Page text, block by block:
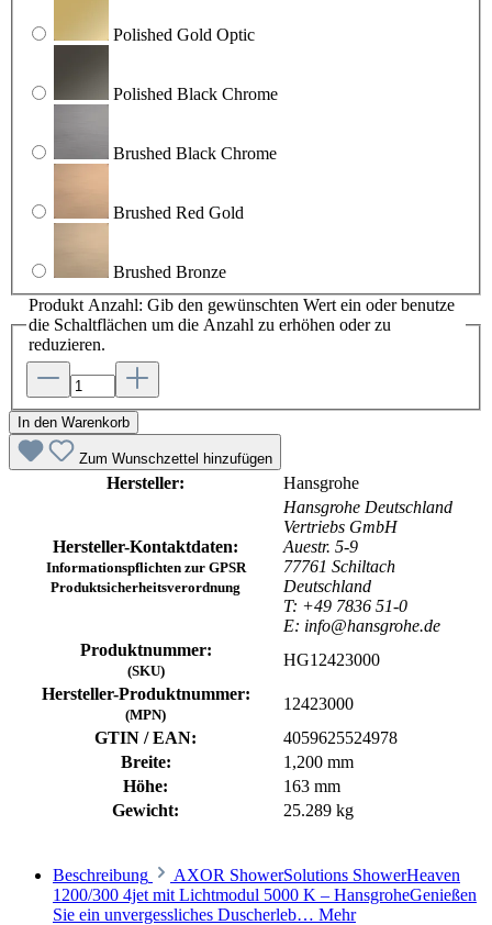
Polished Gold Optic
Polished Black Chrome
Brushed Black Chrome
Brushed Red Gold
Brushed Bronze
Produkt Anzahl: Gib den gewünschten Wert ein oder benutze
die Schaltflächen um die Anzahl zu erhöhen oder zu
reduzieren.
In den Warenkorb
Zum Wunschzettel hinzufügen
Hersteller: Hansgrohe
Hersteller-Kontaktdaten:
Informationspflichten zur GPSR
Produktsicherheitsverordnung
Hansgrohe Deutschland
Vertriebs GmbH
Auestr. 5-9
77761 Schiltach
Deutschland
T: +49 7836 51-0
E: info@hansgrohe.de
Produktnummer:
(SKU)
HG12423000
Hersteller-Produktnummer:
(MPN)
12423000
GTIN / EAN:
4059625524978
Breite:
1,200 mm
Höhe:
163 mm
Gewicht:
25.289 kg
Beschreibung
AXOR ShowerSolutions ShowerHeaven
1200/300 4jet mit Lichtmodul 5000 K – HansgroheGenießen
Sie ein unvergessliches Duscherleb… Mehr